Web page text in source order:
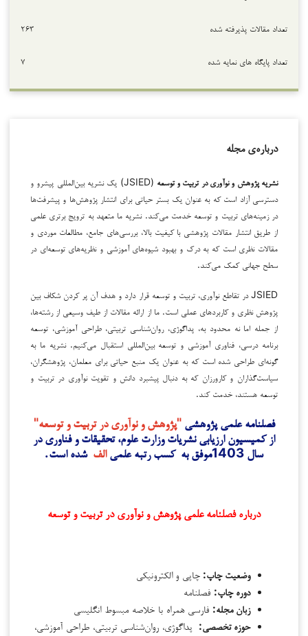
تعداد مقالات پذیرفته شده ۲۶۳
تعداد پایگاه های نمایه شده ۷
درباره‌ی مجله
نشریه پژوهش و نوآوری در تربیت و توسعه
(JSIED) یک نشریه بین‌المللی پیشرو و
دسترسی آزاد است که به عنوان یک بستر حیاتی برای انتشار پژوهش‌ها و پیشرفت‌ها
در زمینه‌های تربیت و توسعه خدمت می‌کند. نشریه ما متعهد به ترویج برتری علمی
از طریق انتشار مقالات پژوهشی با کیفیت بالا، بررسی‌های جامع، مطالعات موردی و
مقالات نظری است که به درک و بهبود شیوه‌های آموزشی و نظریه‌های توسعه‌ای در
سطح جهانی کمک می‌کند.
JSIED در تقاطع نوآوری، تربیت و توسعه قرار دارد و هدف آن پر کردن شکاف بین
پژوهش نظری و کاربردهای عملی است. ما از ارائه مقالات از طیف وسیعی از رشته‌ها،
از جمله اما نه محدود به، پداگوژی، روان‌شناسی تربیتی، طراحی آموزشی، توسعه
برنامه درسی، فناوری آموزشی و توسعه بین‌المللی استقبال می‌کنیم. نشریه ما به
گونه‌ای طراحی شده است که به عنوان یک منبع حیاتی برای معلمان، پژوهشگران،
سیاست‌گذاران و کارورزان که به دنبال پیشبرد دانش و تقویت نوآوری در تربیت و
توسعه هستند، خدمت کند.
فصلنامه علمی پژوهشی"پژوهش و نوآوری در تربیت و توسعه"
از کمیسیون ارزیابی نشریات وزارت علوم، تحقیقات و فناوری در
سال 1403موفق به کسب رتبه علمی
الفشده است.
درباره فصلنامه علمی پژوهش و نوآوری در تربیت و توسعه
وضعیت چاپ: چاپی و الکترونیکی
دوره چاپ: فصلنامه
زبان مجله: فارسی همراه با خلاصه مبسوط انگلیسی
حوزه تخصصی: پداگوژی، روان‌شناسی تربیتی، طراحی آموزشی،